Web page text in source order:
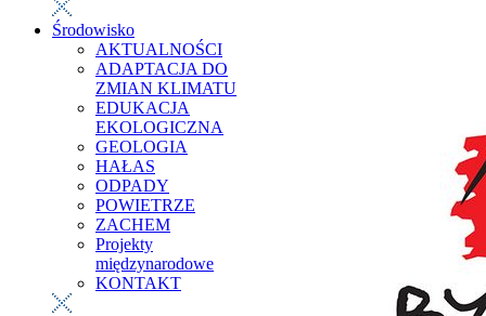
Środowisko
AKTUALNOŚCI
ADAPTACJA DO
ZMIAN KLIMATU
EDUKACJA
EKOLOGICZNA
GEOLOGIA
HAŁAS
ODPADY
POWIETRZE
ZACHEM
Projekty
międzynarodowe
KONTAKT